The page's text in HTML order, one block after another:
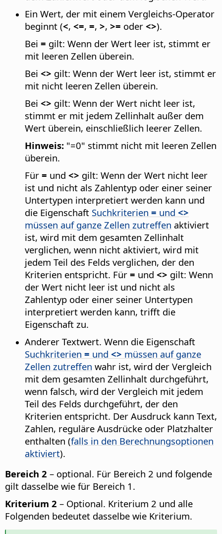
Ein Wert, der mit einem Vergleichs-Operator
beginnt (<, <=, =, >, >= oder <>).
Bei = gilt: Wenn der Wert leer ist, stimmt er
mit leeren Zellen überein.
Bei <> gilt: Wenn der Wert leer ist, stimmt er
mit nicht leeren Zellen überein.
Bei <> gilt: Wenn der Wert nicht leer ist,
stimmt er mit jedem Zellinhalt außer dem
Wert überein, einschließlich leerer Zellen.
Hinweis: "=0" stimmt nicht mit leeren Zellen
überein.
Für = und <> gilt: Wenn der Wert nicht leer
ist und nicht als Zahlentyp oder einer seiner
Untertypen interpretiert werden kann und
die Eigenschaft Suchkriterien = und <>
müssen auf ganze Zellen zutreffen aktiviert
ist, wird mit dem gesamten Zellinhalt
verglichen, wenn nicht aktiviert, wird mit
jedem Teil des Felds verglichen, der den
Kriterien entspricht. Für = und <> gilt: Wenn
der Wert nicht leer ist und nicht als
Zahlentyp oder einer seiner Untertypen
interpretiert werden kann, trifft die
Eigenschaft zu.
Anderer Textwert. Wenn die Eigenschaft
Suchkriterien = und <> müssen auf ganze
Zellen zutreffen wahr ist, wird der Vergleich
mit dem gesamten Zellinhalt durchgeführt,
wenn falsch, wird der Vergleich mit jedem
Teil des Felds durchgeführt, der den
Kriterien entspricht. Der Ausdruck kann Text,
Zahlen, reguläre Ausdrücke oder Platzhalter
enthalten (falls in den Berechnungsoptionen
aktiviert).
Bereich 2 – optional. Für Bereich 2 und folgende
gilt dasselbe wie für Bereich 1.
Kriterium 2 – Optional. Kriterium 2 und alle
Folgenden bedeutet dasselbe wie Kriterium.